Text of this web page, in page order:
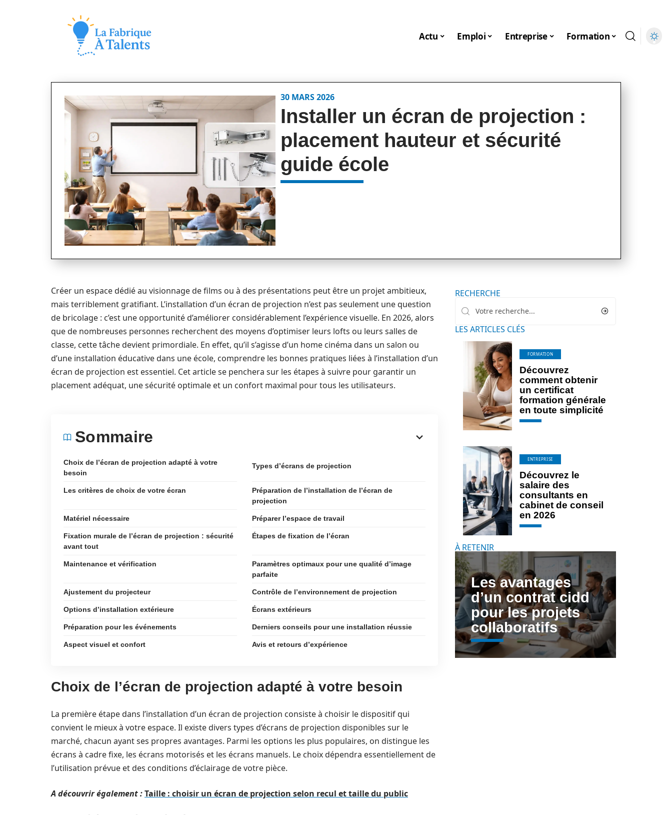
Actu Emploi Entreprise Formation
30 MARS 2026
Installer un écran de projection :
placement hauteur et sécurité
guide école
Créer un espace dédié au visionnage de films ou à des présentations peut être un projet ambitieux,
mais terriblement gratifiant. L’installation d’un écran de projection n’est pas seulement une question
de bricolage : c’est une opportunité d’améliorer considérablement l’expérience visuelle. En 2026, alors
que de nombreuses personnes recherchent des moyens d’optimiser leurs lofts ou leurs salles de
classe, cette tâche devient primordiale. En effet, qu’il s’agisse d’un home cinéma dans un salon ou
d’une installation éducative dans une école, comprendre les bonnes pratiques liées à l’installation d’un
écran de projection est essentiel. Cet article se penchera sur les étapes à suivre pour garantir un
placement adéquat, une sécurité optimale et un confort maximal pour tous les utilisateurs.
Sommaire
Choix de l’écran de projection adapté à votre
besoin
Types d’écrans de projection
Les critères de choix de votre écran
Préparation de l’installation de l’écran de
projection
Matériel nécessaire Préparer l’espace de travail
Fixation murale de l’écran de projection : sécurité
avant tout
Étapes de fixation de l’écran
Maintenance et vérification
Paramètres optimaux pour une qualité d’image
parfaite
Ajustement du projecteur Contrôle de l’environnement de projection
Options d’installation extérieure Écrans extérieurs
Préparation pour les événements Derniers conseils pour une installation réussie
Aspect visuel et confort Avis et retours d’expérience
Choix de l’écran de projection adapté à votre besoin
La première étape dans l’installation d’un écran de projection consiste à choisir le dispositif qui
convient le mieux à votre espace. Il existe divers types d’écrans de projection disponibles sur le
marché, chacun ayant ses propres avantages. Parmi les options les plus populaires, on distingue les
écrans à cadre fixe, les écrans motorisés et les écrans manuels. Le choix dépendra essentiellement de
l’utilisation prévue et des conditions d’éclairage de votre pièce.
A découvrir également :Taille : choisir un écran de projection selon recul et taille du public
RECHERCHE
LES ARTICLES CLÉS
FORMATION
Découvrez
comment obtenir
un certificat
formation générale
en toute simplicité
ENTREPRISE
Découvrez le
salaire des
consultants en
cabinet de conseil
en 2026
À RETENIR
Les avantages
d’un contrat cidd
pour les projets
collaboratifs